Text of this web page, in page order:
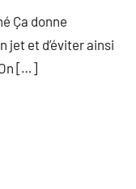
Ça donne
jet et d’éviter ainsi
[…]